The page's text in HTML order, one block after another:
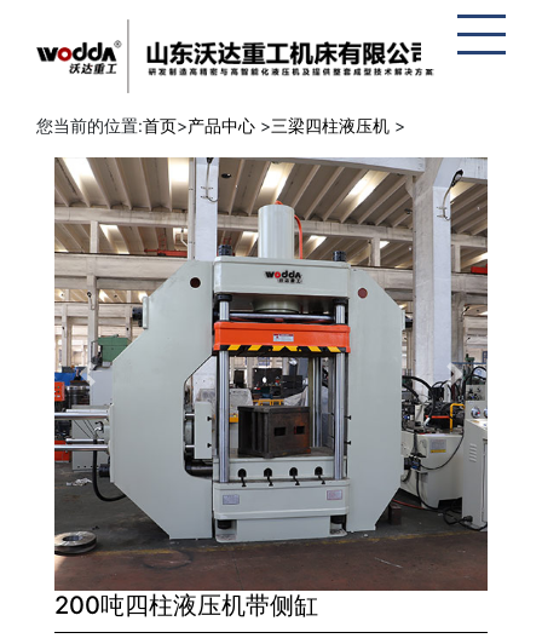
网站地
图
您当前的位置:首页>产品中心 >三梁四柱液压机 >
200吨四柱液压机带侧缸